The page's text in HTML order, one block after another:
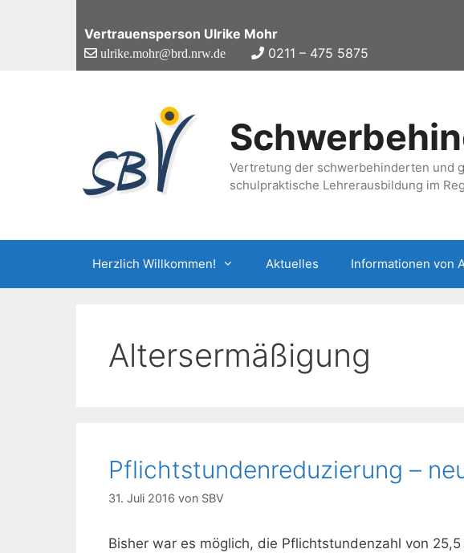
Vertrauensperson Ulrike Mohr
ulrike.mohr@brd.nrw.de 0211 – 475 5875
Vertretung der schwerbehinderten und
schulpraktische Lehrerausbildung im
Herzlich Willkommen! Aktuelles Informationen von
Altersermäßigung
Pflichtstundenreduzierung –
31. Juli 2016 von SBV
Bisher war es möglich, die Pflichtstundenzahl von